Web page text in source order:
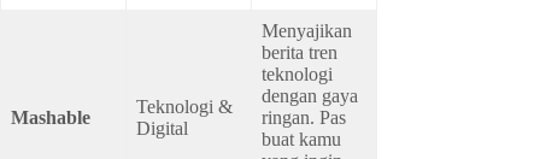
Mashable
Teknologi &
Digital
Menyajikan
berita tren
teknologi
dengan gaya
ringan. Pas
buat kamu